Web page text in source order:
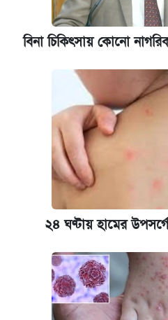
বিনা চিকিৎসায় কোনো নাগরিক
২৪ ঘণ্টায় হামের